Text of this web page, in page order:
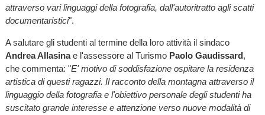
attraverso vari linguaggi della fotografia, dall'autoritratto agli scatti
documentaristici".
A salutare gli studenti al termine della loro attività il sindaco
Andrea Allasinae l'assessore al Turismo Paolo Gaudissard,
che commenta: "E' motivo di soddisfazione ospitare la residenza
artistica di questi ragazzi. Il racconto della montagna attraverso il
linguaggio della fotografia e l'obiettivo personale degli studenti ha
suscitato grande interesse e attenzione verso nuove modalità di